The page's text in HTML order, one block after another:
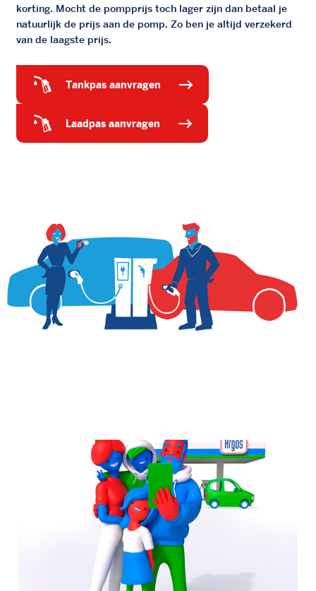
korting. Mocht de pompprijs toch lager zijn dan betaal je
natuurlijk de prijs aan de pomp. Zo ben je altijd verzekerd
van de laagste prijs.
tankpas aanvragen
laadpas aanvragen